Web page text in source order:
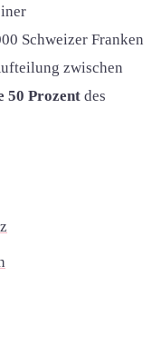
Schweizer Franken
zwischen
50 Prozent des